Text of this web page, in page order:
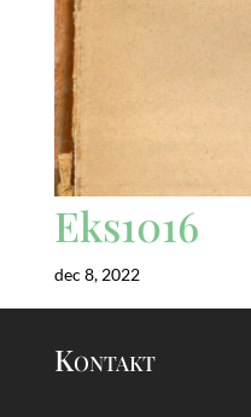
Eks1016
dec 8, 2022
Kontakt